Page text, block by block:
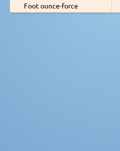
Foot ounce-force